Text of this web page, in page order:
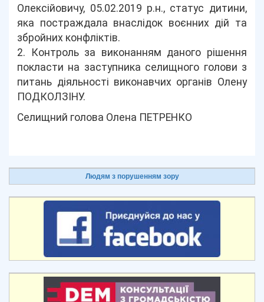
Олексійовичу, 05.02.2019 р.н., статус дитини,
яка постраждала внаслідок воєнних дій та
збройних конфліктів.
2. Контроль за виконанням даного рішення
покласти на заступника селищного голови з
питань діяльності виконавчих органів Олену
ПОДКОЛЗІНУ.
Селищний голова Олена ПЕТРЕНКО
Людям з порушенням зору